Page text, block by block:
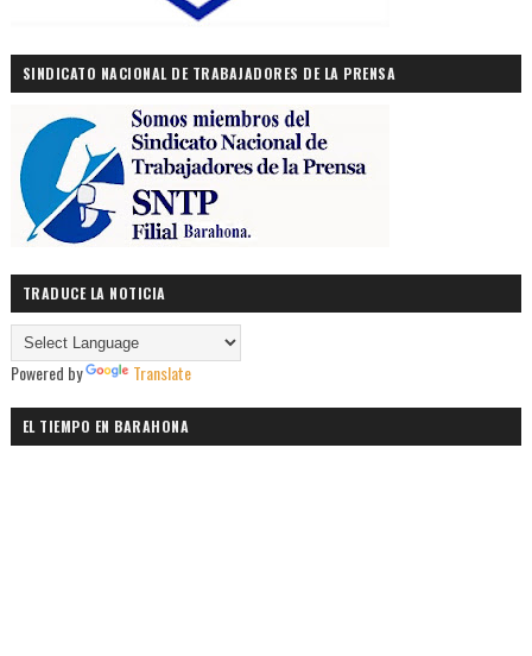
SINDICATO NACIONAL DE TRABAJADORES DE LA PRENSA
TRADUCE LA NOTICIA
Powered by Translate
EL TIEMPO EN BARAHONA